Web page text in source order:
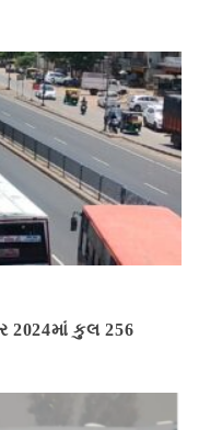
2024માં કુલ 256